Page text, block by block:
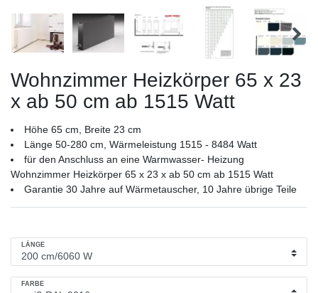
Wohnzimmer Heizkörper 65 x 23
x ab 50 cm ab 1515 Watt
Höhe 65 cm, Breite 23 cm
Länge 50-280 cm, Wärmeleistung 1515 - 8484 Watt
für den Anschluss an eine Warmwasser- Heizung
Wohnzimmer Heizkörper 65 x 23 x ab 50 cm ab 1515 Watt
Garantie 30 Jahre auf Wärmetauscher, 10 Jahre übrige Teile
LÄNGE
FARBE